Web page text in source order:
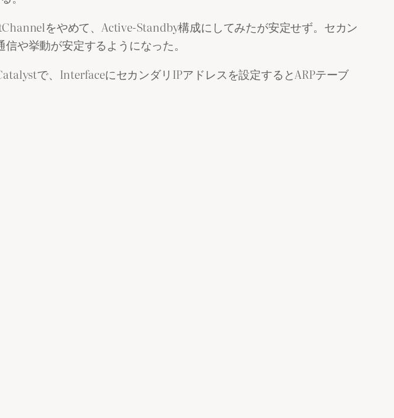
をやめて、Active-Standby構成にしてみたが安定せず。セカン
や挙動が安定するようになった。
で、InterfaceにセカンダリIPアドレスを設定するとARPテーブ